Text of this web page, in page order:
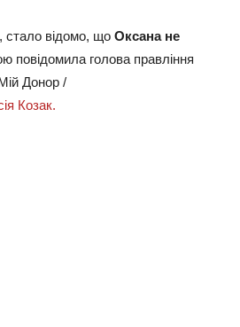
стало відомо, що Оксана не
повідомила голова правління
Донор /
Козак.